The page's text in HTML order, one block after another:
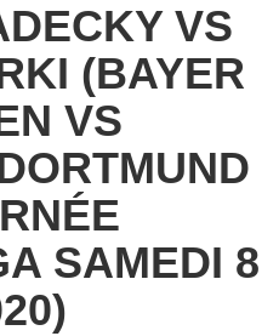
VS
(BAYER
VS
SAMEDI 8